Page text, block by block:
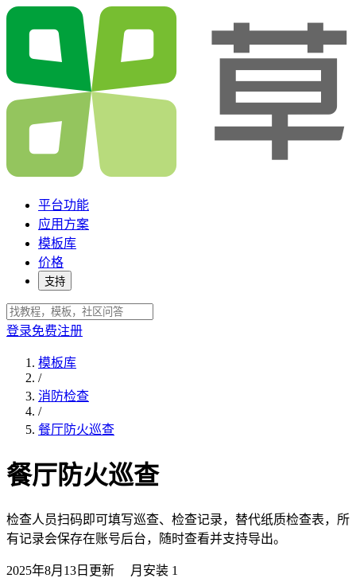
平台功能
应用方案
模板库
价格
支持
登录免费注册
模板库
/
消防检查
/
餐厅防火巡查
餐厅防火巡查
检查人员扫码即可填写巡查、检查记录，替代纸质检查表，所
有记录会保存在账号后台，随时查看并支持导出。
2025年8月13日 更新 月安装 1